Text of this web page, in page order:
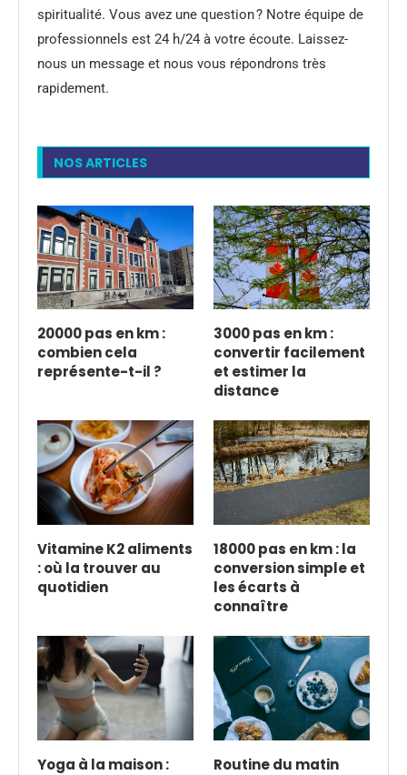
spiritualité. Vous avez une question ? Notre équipe de
professionnels est 24 h/24 à votre écoute. Laissez-
nous un message et nous vous répondrons très
rapidement.
NOS ARTICLES
20000 pas en km :
combien cela
représente-t-il ?
3000 pas en km :
convertir facilement
et estimer la
distance
Vitamine K2 aliments
: où la trouver au
quotidien
18000 pas en km : la
conversion simple et
les écarts à
connaître
Yoga à la maison :
Routine du matin